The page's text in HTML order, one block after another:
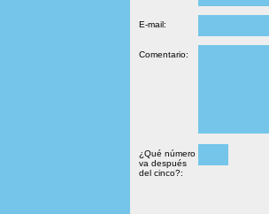
E-mail:
Comentario:
¿Qué número
va después
del cinco?: